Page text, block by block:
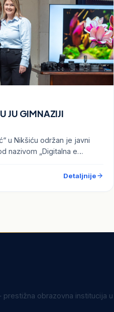
JU GIMNAZIJI
u Nikšiću održan je javni
nazivom „Digitalna e…
Detaljnije
obrazovna institucija u